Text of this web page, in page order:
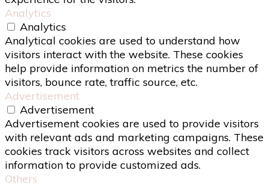
Analytics
Analytics
Analytical cookies are used to understand how
visitors interact with the website. These cookies
help provide information on metrics the number of
visitors, bounce rate, traffic source, etc.
Advertisement
Advertisement
Advertisement cookies are used to provide visitors
with relevant ads and marketing campaigns. These
cookies track visitors across websites and collect
information to provide customized ads.
Others